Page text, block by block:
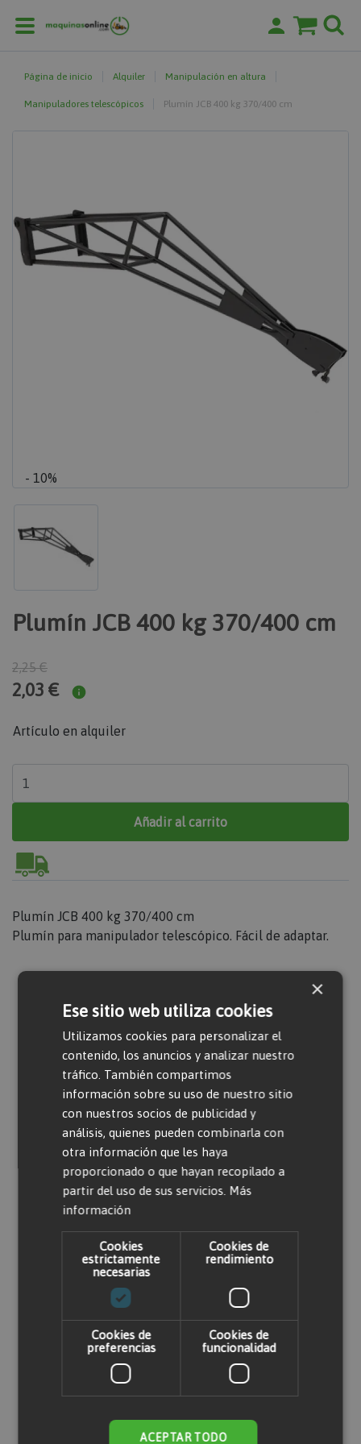
Página de inicio Alquiler Manipulación en altura
Manipuladores telescópicos Plumín JCB 400 kg 370/400 cm
- 10%
Plumín JCB 400 kg 370/400 cm
2,25 €
2,03 €
Artículo en alquiler
Añadir al carrito
Plumín JCB 400 kg 370/400 cm
Plumín para manipulador telescópico. Fácil de adaptar.
Valorar producto
Solo usuarios registrados pueden escribir
comentarios. Por favor,iniciar sesión
una cuenta
Productos relacionados
×
Ese sitio web utiliza cookies
Utilizamos cookies para personalizar el
contenido, los anuncios y analizar nuestro
tráfico. También compartimos
información sobre su uso de nuestro sitio
con nuestros socios de publicidad y
análisis, quienes pueden combinarla con
otra información que les haya
proporcionado o que hayan recopilado a
partir del uso de sus servicios. Más
información
Cookies
estrictamente
necesarias
Cookies de
rendimiento
Cookies de
preferencias
Cookies de
funcionalidad
ACEPTAR TODO